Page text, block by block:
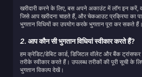
खरीदारी करने के लिए, बस अपने अकाउंट में लॉग इन करें,
जिसे आप खरीदना चाहते हैं, और चेकआउट प्रक्रिया का
भुगतान विधियों का उपयोग करके भुगतान पूरा कर सकते हैं।
2. आप कौन सी भुगतान विधियां स्वीकार करते हैं?
हम क्रेडिट/डेबिट कार्ड, डिजिटल वॉलेट और बैंक
तरीके स्वीकार करते हैं। उपलब्ध तरीकों की पूरी सूची के
भुगतान विकल्प देखें।